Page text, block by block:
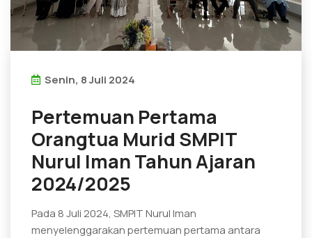
Senin, 8 Juli 2024
Pertemuan Pertama
Orangtua Murid SMPIT
Nurul Iman Tahun Ajaran
2024/2025
Pada 8 Juli 2024, SMPIT Nurul Iman
menyelenggarakan pertemuan pertama antara